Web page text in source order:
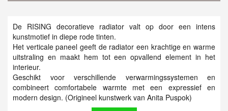
De RISING decoratieve radiator valt op door een intens
kunstmotief in diepe rode tinten.
Het verticale paneel geeft de radiator een krachtige en warme
uitstraling en maakt hem tot een opvallend element in het
interieur.
Geschikt voor verschillende verwarmingssystemen en
combineert comfortabele warmte met een expressief en
modern design. (Origineel kunstwerk van Anita Puspok)